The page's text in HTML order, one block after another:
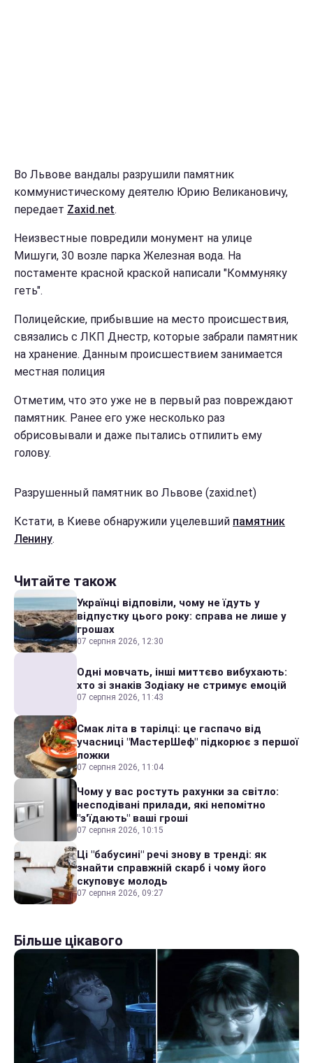
Во Львове вандалы разрушили памятник
коммунистическому деятелю Юрию Великановичу,
передает Zaxid.net.
Неизвестные повредили монумент на улице
Мишуги, 30 возле парка Железная вода. На
постаменте красной краской написали "Коммуняку
геть".
Полицейские, прибывшие на место происшествия,
связались с ЛКП Днестр, которые забрали памятник
на хранение. Данным происшествием занимается
местная полиция
Отметим, что это уже не в первый раз повреждают
памятник. Ранее его уже несколько раз
обрисовывали и даже пытались отпилить ему
голову.
Разрушенный памятник во Львове (zaxid.net)
Кстати, в Киеве обнаружили уцелевший памятник
Ленину.
Читайте також
Українці відповіли, чому не їдуть у
відпустку цього року: справа не лише у
грошах
07 серпня 2026, 12:30
Одні мовчать, інші миттєво вибухають:
хто зі знаків Зодіаку не стримує емоцій
07 серпня 2026, 11:43
Смак літа в тарілці: це гаспачо від
учасниці "МастерШеф" підкорює з першої
ложки
07 серпня 2026, 11:04
Чому у вас ростуть рахунки за світло:
несподівані прилади, які непомітно
"з'їдають" ваші гроші
07 серпня 2026, 10:15
Ці "бабусині" речі знову в тренді: як
знайти справжній скарб і чому його
скуповує молодь
07 серпня 2026, 09:27
Більше цікавого